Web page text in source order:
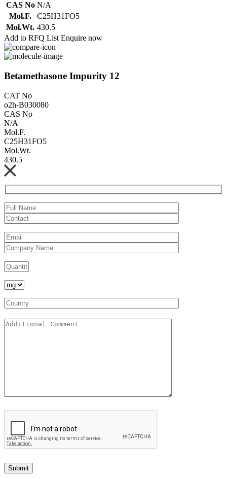
CAS No N/A
Mol.F.
C25H31FO5
Mol.Wt. 430.5
Add to RFQ List Enquire now
Betamethasone Impurity 12
CAT No
o2h-B030080
CAS No
N/A
Mol.F.
C25H31FO5
Mol.Wt.
430.5